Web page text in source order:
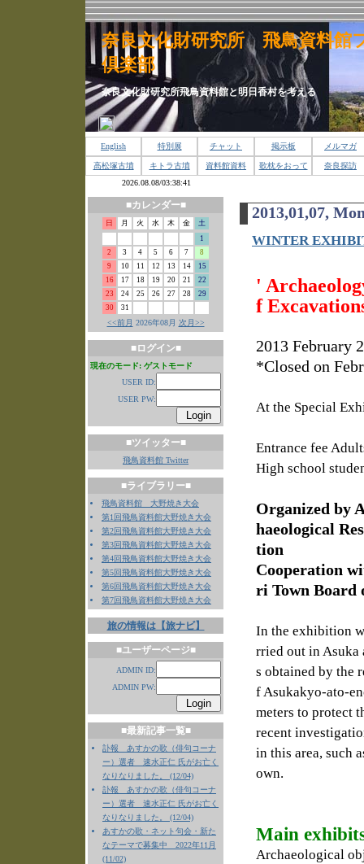
奈良文化財研究所 飛鳥資料館
倶楽部
奈良文化財研究所飛鳥資料館と明日香村を考える
English 特別展 チャット 掲示板 メルマガ
高松塚古墳 キトラ古墳 資料館資料 歌枕をおって 奈良探訪
■カレンダー■
日 月 火 水 木 金
土
1
2
3 4 5 6 7
8
9
10 11 12 13 14
15
16
17 18 19 20 21
22
23
24 25 26 27 28
29
30
31
<<前月 2026年08月 次月>>
■ログイン■
現在のモード: ゲストモード
USER ID:
USER PW:
■ツイッター■
飛鳥資料館 Twitter
■ライブラリー■
飛鳥資料館 大野焼き大会
第1回飛鳥資料館大野焼き大会
第2回飛鳥資料館大野焼き大会
第3回飛鳥資料館大野焼き大会
第4回飛鳥資料館大野焼き大会
第5回飛鳥資料館大野焼き大会
第6回飛鳥資料館大野焼き大会
第7回飛鳥資料館大野焼き大会
旅の情報は【旅ナビ】
■ユーザーページ■
ADMIN ID:
ADMIN PW:
■最新記事一覧■
訃報 あすかの歌（俳句コーナ
ー）選者 速水正仁 氏がお亡く
なりなりました。 (12/04)
訃報 あすかの歌（俳句コーナ
ー）選者 速水正仁 氏がお亡く
なりなりました。 (12/04)
あすかの歌・ネット句会・新た
なテーマで募集中 2022年11月
(11/02)
2013,01,07,
WINTER
'
f
2013 February
*Closed on
At the Special
Entrance fee
High school
Organized by
haeological
tion
Cooperation
ri Town Board
In the exhibition
rried out in Asuka
s obtained by the
f Asukakyo-ato-
meters to protect
recent
in this area, such
own.
Main
Archaeological